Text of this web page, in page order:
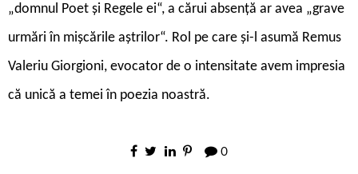
„domnul Poet și Regele ei“, a cărui absență ar avea „grave
urmări în mișcările aștrilor“. Rol pe care și-l asumă Remus
Valeriu Giorgioni, evocator de o intensitate avem impresia
că unică a temei în poezia noastră.
0